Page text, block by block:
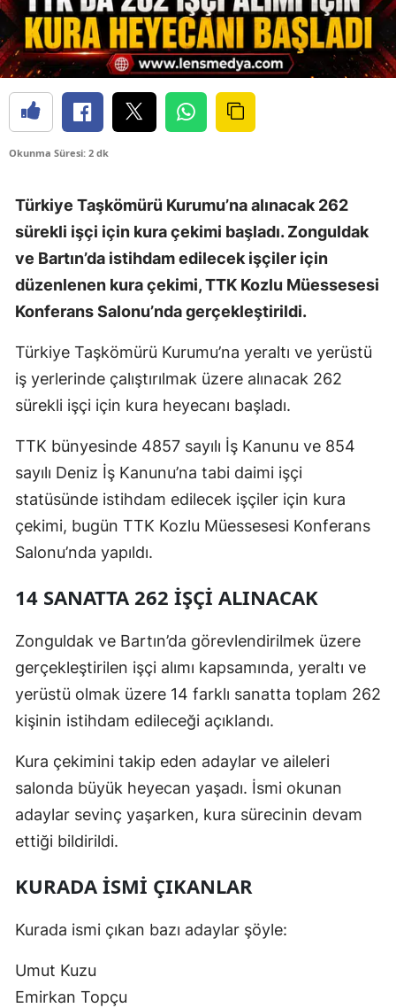
Okunma Süresi: 2 dk
Türkiye Taşkömürü Kurumu’na alınacak 262
sürekli işçi için kura çekimi başladı. Zonguldak
ve Bartın’da istihdam edilecek işçiler için
düzenlenen kura çekimi, TTK Kozlu Müessesesi
Konferans Salonu’nda gerçekleştirildi.
Türkiye Taşkömürü Kurumu’na yeraltı ve yerüstü
iş yerlerinde çalıştırılmak üzere alınacak 262
sürekli işçi için kura heyecanı başladı.
TTK bünyesinde 4857 sayılı İş Kanunu ve 854
sayılı Deniz İş Kanunu’na tabi daimi işçi
statüsünde istihdam edilecek işçiler için kura
çekimi, bugün TTK Kozlu Müessesesi Konferans
Salonu’nda yapıldı.
14 SANATTA 262 İŞÇİ ALINACAK
Zonguldak ve Bartın’da görevlendirilmek üzere
gerçekleştirilen işçi alımı kapsamında, yeraltı ve
yerüstü olmak üzere 14 farklı sanatta toplam 262
kişinin istihdam edileceği açıklandı.
Kura çekimini takip eden adaylar ve aileleri
salonda büyük heyecan yaşadı. İsmi okunan
adaylar sevinç yaşarken, kura sürecinin devam
ettiği bildirildi.
KURADA İSMİ ÇIKANLAR
Kurada ismi çıkan bazı adaylar şöyle:
Umut Kuzu
Emirkan Topçu